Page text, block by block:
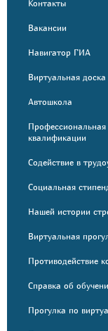
Контакты
Вакансии
Навигатор ГИА
Виртуальная доска
Автошкола
Профессиональная
квалификации
Содействие в
Социальная
Нашей истории
Виртуальная
Противодействие
Справка об
Прогулка по